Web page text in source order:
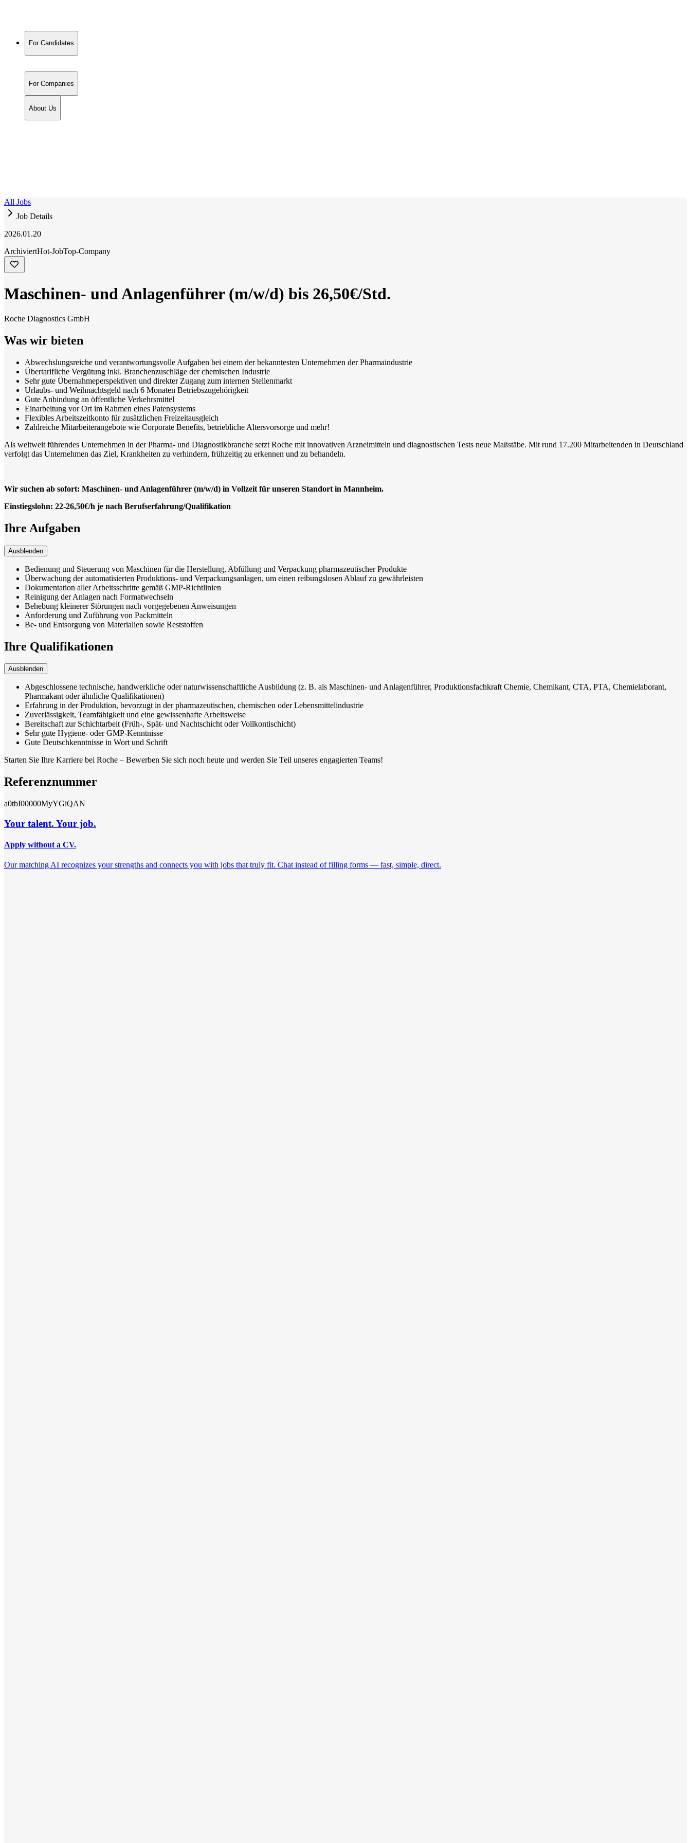
For Candidates
For Companies
About Us
All Jobs
Job Details
2026.01.20
ArchiviertHot-JobTop-Company
Maschinen- und Anlagenführer (m/w/d) bis 26,50€/Std.
Roche Diagnostics GmbH
Was wir bieten
Abwechslungsreiche und verantwortungsvolle Aufgaben bei einem der bekanntesten Unternehmen der Pharmaindustrie
Übertarifliche Vergütung inkl. Branchenzuschläge der chemischen Industrie
Sehr gute Übernahmeperspektiven und direkter Zugang zum internen Stellenmarkt
Urlaubs- und Weihnachtsgeld nach 6 Monaten Betriebszugehörigkeit
Gute Anbindung an öffentliche Verkehrsmittel
Einarbeitung vor Ort im Rahmen eines Patensystems
Flexibles Arbeitszeitkonto für zusätzlichen Freizeitausgleich
Zahlreiche Mitarbeiterangebote wie Corporate Benefits, betriebliche Altersvorsorge und mehr!
Als weltweit führendes Unternehmen in der Pharma- und Diagnostikbranche setzt Roche mit innovativen Arzneimitteln und diagnostischen Tests neue Maßstäbe. Mit rund 17.200 Mitarbeitenden in Deutschland
verfolgt das Unternehmen das Ziel, Krankheiten zu verhindern, frühzeitig zu erkennen und zu behandeln.
Wir suchen ab sofort: Maschinen- und Anlagenführer (m/w/d) in Vollzeit für unseren Standort in Mannheim.
Einstiegslohn: 22-26,50€/h je nach Berufserfahrung/Qualifikation
Ihre Aufgaben
Ausblenden
Bedienung und Steuerung von Maschinen für die Herstellung, Abfüllung und Verpackung pharmazeutischer Produkte
Überwachung der automatisierten Produktions- und Verpackungsanlagen, um einen reibungslosen Ablauf zu gewährleisten
Dokumentation aller Arbeitsschritte gemäß GMP-Richtlinien
Reinigung der Anlagen nach Formatwechseln
Behebung kleinerer Störungen nach vorgegebenen Anweisungen
Anforderung und Zuführung von Packmitteln
Be- und Entsorgung von Materialien sowie Reststoffen
Ihre Qualifikationen
Ausblenden
Abgeschlossene technische, handwerkliche oder naturwissenschaftliche Ausbildung (z. B. als Maschinen- und Anlagenführer, Produktionsfachkraft Chemie, Chemikant, CTA, PTA, Chemielaborant,
Pharmakant oder ähnliche Qualifikationen)
Erfahrung in der Produktion, bevorzugt in der pharmazeutischen, chemischen oder Lebensmittelindustrie
Zuverlässigkeit, Teamfähigkeit und eine gewissenhafte Arbeitsweise
Bereitschaft zur Schichtarbeit (Früh-, Spät- und Nachtschicht oder Vollkontischicht)
Sehr gute Hygiene- oder GMP-Kenntnisse
Gute Deutschkenntnisse in Wort und Schrift
Starten Sie Ihre Karriere bei Roche – Bewerben Sie sich noch heute und werden Sie Teil unseres engagierten Teams!
Referenznummer
a0tbI00000MyYGiQAN
Your talent. Your job.
Apply without a CV.
Our matching AI recognizes your strengths and connects you with jobs that truly fit. Chat instead of filling forms — fast, simple, direct.